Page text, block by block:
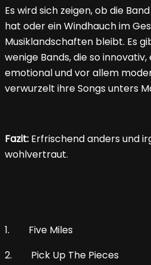
Es wird sich zeigen, ob die
hat oder ein Windhauch im
Musiklandschaften bleibt. Es
wenige Bands, die so
emotional und vor allem
verwurzelt ihre Songs unters
Fazit: Erfrischend anders und
wohlvertraut.
1. Five Miles
2. Pick Up The Pieces